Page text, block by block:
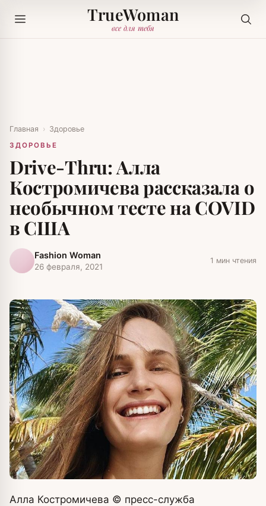
TrueWoman
все для тебя
Главная › Здоровье
ЗДОРОВЬЕ
Drive-Thru: Алла
Костромичева рассказала о
необычном тесте на COVID
в США
Fashion Woman
26 февраля, 2021
1 мин чтения
Алла Костромичева © пресс-служба